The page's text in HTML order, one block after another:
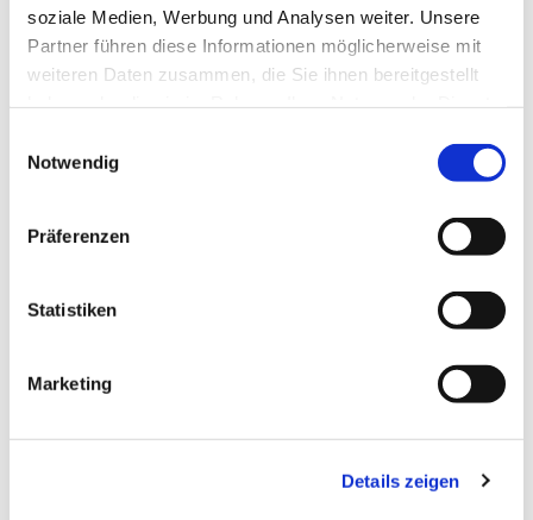
soziale Medien, Werbung und Analysen weiter. Unsere
Partner führen diese Informationen möglicherweise mit
weiteren Daten zusammen, die Sie ihnen bereitgestellt
Notwendig
Präferenzen
Statistiken
Marketing
Details zeigen